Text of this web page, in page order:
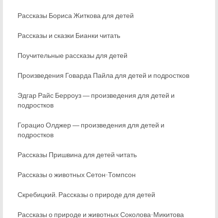
Рассказы Бориса Житкова для детей
Рассказы и сказки Бианки читать
Поучительные рассказы для детей
Произведения Говарда Пайла для детей и подростков
Эдгар Райс Берроуз ― произведения для детей и
подростков
Горацио Олджер ― произведения для детей и
подростков
Рассказы Пришвина для детей читать
Рассказы о животных Сетон-Томпсон
Скребицкий. Рассказы о природе для детей
Рассказы о природе и животных Соколова-Микитова